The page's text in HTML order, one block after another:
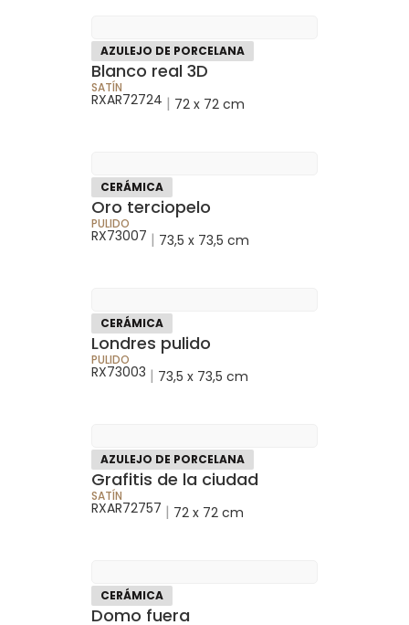
AZULEJO DE PORCELANA
Blanco real 3D
SATÍN
RXAR72724 | 72 x 72 cm
CERÁMICA
Oro terciopelo
PULIDO
RX73007 | 73,5 x 73,5 cm
CERÁMICA
Londres pulido
PULIDO
RX73003 | 73,5 x 73,5 cm
AZULEJO DE PORCELANA
Grafitis de la ciudad
SATÍN
RXAR72757 | 72 x 72 cm
CERÁMICA
Domo fuera